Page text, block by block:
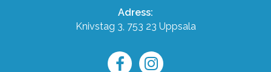
Adress:
Knivstag 3, 753 23 Uppsala